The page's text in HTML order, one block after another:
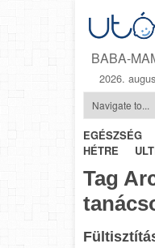
BABA-
2026.
EGÉSZSÉG
HÉTRE
Tag